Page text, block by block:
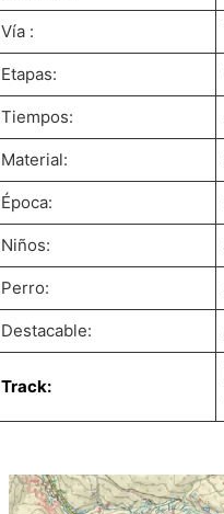
Vía :
Etapas:
Tiempos:
Material:
Época:
Niños:
Perro:
Destacable:
Track: